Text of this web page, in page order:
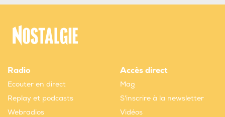
Radio
Ecouter en direct
Replay et podcasts
Webradios
Accès direct
Mag
S'inscrire à la newsletter
Vidéos